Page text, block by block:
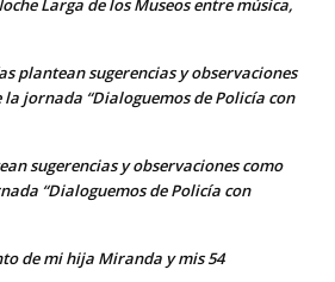
Larga de los Museos entre música,
plantean sugerencias y observaciones
jornada “Dialoguemos de Policía con
sugerencias y observaciones como
“Dialoguemos de Policía con
de mi hija Miranda y mis 54